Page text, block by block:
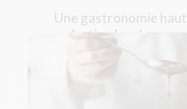
Une gastronomie
production locale au